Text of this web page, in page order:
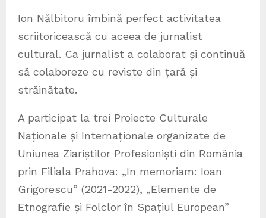
Ion Nălbitoru îmbină perfect activitatea
scriitoricească cu aceea de jurnalist
cultural. Ca jurnalist a colaborat și continuă
să colaboreze cu reviste din țară și
străinătate.
A participat la trei Proiecte Culturale
Naționale și Internaționale organizate de
Uniunea Ziariștilor Profesioniști din România
prin Filiala Prahova: „In memoriam: Ioan
Grigorescu” (2021-2022), „Elemente de
Etnografie și Folclor în Spațiul European”